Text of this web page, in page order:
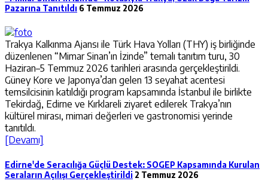
Pazarına Tanıtıldı 6 Temmuz 2026
Trakya Kalkınma Ajansı ile Türk Hava Yolları (THY) iş birliğinde
düzenlenen “Mimar Sinan’ın İzinde” temalı tanıtım turu, 30
Haziran–5 Temmuz 2026 tarihleri arasında gerçekleştirildi.
Güney Kore ve Japonya’dan gelen 13 seyahat acentesi
temsilcisinin katıldığı program kapsamında İstanbul ile birlikte
Tekirdağ, Edirne ve Kırklareli ziyaret edilerek Trakya’nın
kültürel mirası, mimari değerleri ve gastronomisi yerinde
tanıtıldı.
[Devamı]
Edirne'de Seracılığa Güçlü Destek: SOGEP Kapsamında Kurulan
Seraların Açılışı Gerçekleştirildi 2 Temmuz 2026